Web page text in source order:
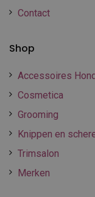
Contact
Shop
Accessoires
Cosmetica
Grooming
Knippen en
Trimsalon
Merken